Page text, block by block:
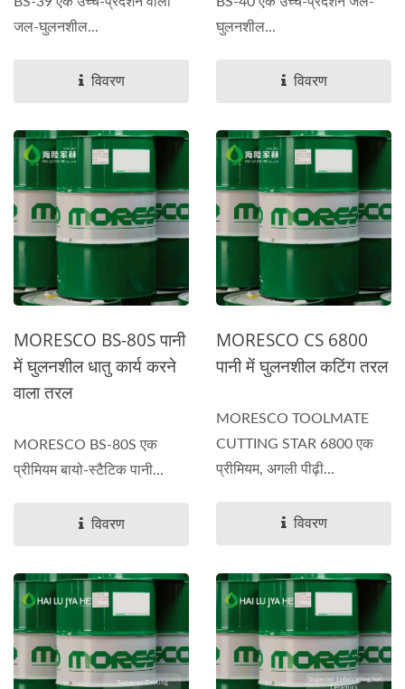
जल-घुलनशील...
विवरण
घुलनशील...
विवरण
MORESCO BS-80S पानी
में घुलनशील धातु कार्य करने
वाला तरल
MORESCO BS-80S एक
प्रीमियम बायो-स्टैटिक पानी...
विवरण
MORESCO CS 6800
पानी में घुलनशील कटिंग तरल
MORESCO TOOLMATE
CUTTING STAR 6800 एक
प्रीमियम, अगली पीढ़ी...
विवरण